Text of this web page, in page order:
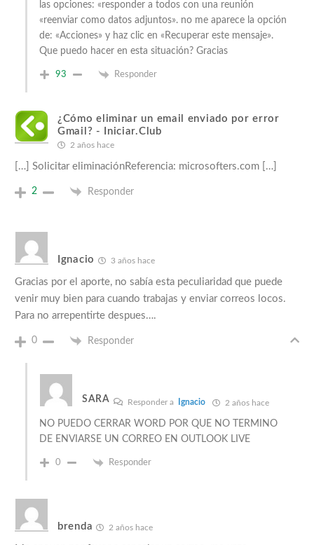
las opciones: «responder a todos con una reunión
«reenviar como datos adjuntos». no me aparece la opción
de: «Acciones» y haz clic en «Recuperar este mensaje».
Que puedo hacer en esta situación? Gracias
93 Responder
¿Cómo eliminar un email enviado por error
Gmail? - Iniciar.Club
2 años hace
[…] Solicitar eliminaciónReferencia: microsofters.com […]
2 Responder
Ignacio 3 años hace
Gracias por el aporte, no sabía esta peculiaridad que puede
venir muy bien para cuando trabajas y enviar correos locos.
Para no arrepentirte despues….
0 Responder
SARA Responder a Ignacio 2 años hace
NO PUEDO CERRAR WORD POR QUE NO TERMINO
DE ENVIARSE UN CORREO EN OUTLOOK LIVE
0 Responder
brenda 2 años hace